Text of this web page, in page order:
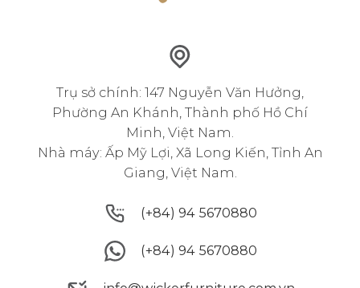
Trụ sở chính: 147 Nguyễn Văn Hưởng,
Phường An Khánh, Thành phố Hồ Chí
Minh, Việt Nam.
Nhà máy: Ấp Mỹ Lợi, Xã Long Kiến, Tỉnh An
Giang, Việt Nam.
(+84) 94 5670880
(+84) 94 5670880
(+84) 94 5670880